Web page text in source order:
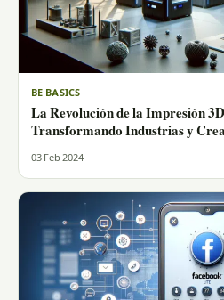
BE BASICS
La Revolución de la Impresión
Transformando Industrias y
03 Feb 2024